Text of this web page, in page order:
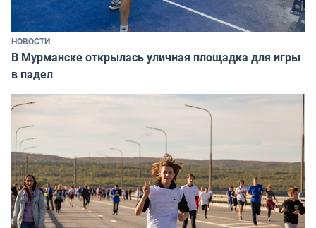
НОВОСТИ
В Мурманске открылась уличная площадка для игры
в падел